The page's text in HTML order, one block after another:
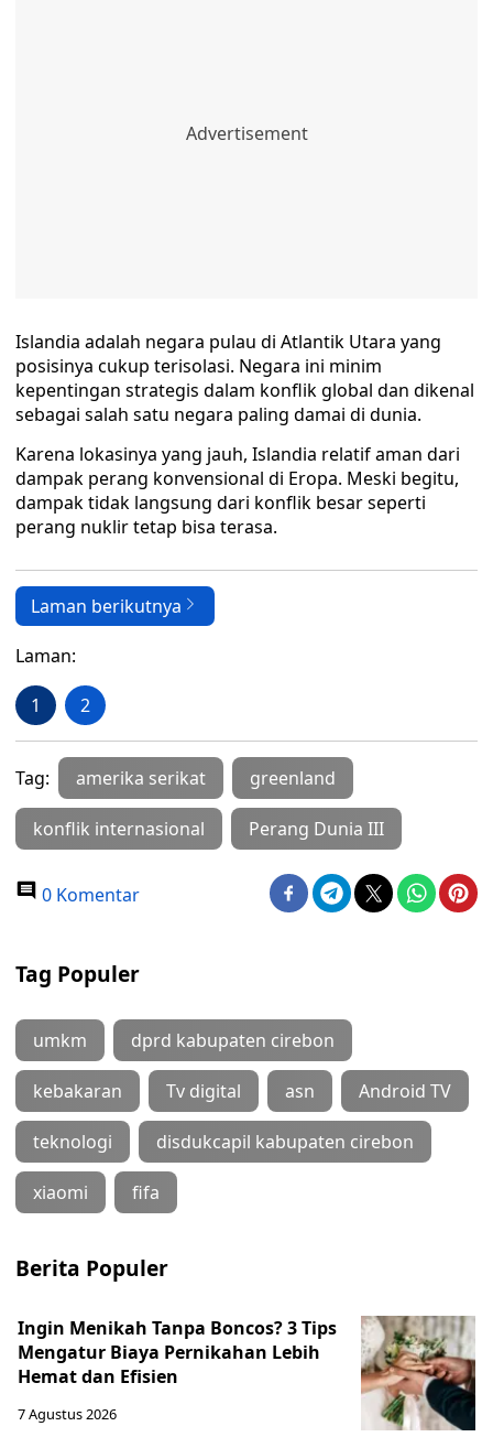
Islandia adalah negara pulau di Atlantik Utara yang
posisinya cukup terisolasi. Negara ini minim
kepentingan strategis dalam konflik global dan dikenal
sebagai salah satu negara paling damai di dunia.
Karena lokasinya yang jauh, Islandia relatif aman dari
dampak perang konvensional di Eropa. Meski begitu,
dampak tidak langsung dari konflik besar seperti
perang nuklir tetap bisa terasa.
Laman berikutnya
Laman:
1 2
Tag: amerika serikat greenland
konflik internasional Perang Dunia III
0 Komentar
Tag Populer
umkm dprd kabupaten cirebon
kebakaran Tv digital asn Android TV
teknologi disdukcapil kabupaten cirebon
xiaomi fifa
Berita Populer
Ingin Menikah Tanpa Boncos? 3 Tips
Mengatur Biaya Pernikahan Lebih
Hemat dan Efisien
7 Agustus 2026